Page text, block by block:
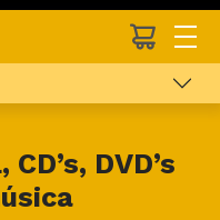
DVD’s